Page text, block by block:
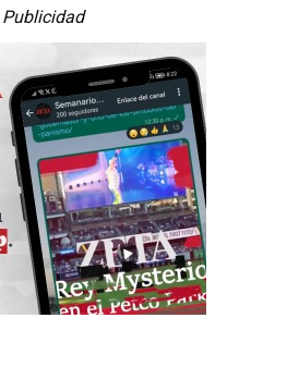
Publicidad